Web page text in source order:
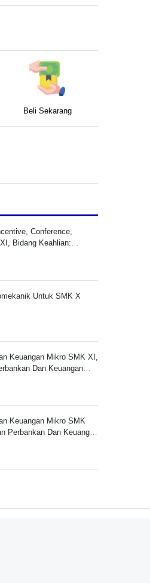
Beli Sekarang
Conference,
Bidang Keahlian:
Perhotelan dan Jasa
Usaha Perjalanan
Untuk SMK X
Keuangan Mikro SMK XI,
Dan Keuangan
Keuangan Mikro SMK
Perbankan Dan Keuangan